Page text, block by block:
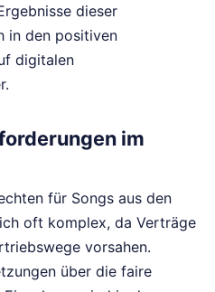
dieser
in den positiven
digitalen
im
für Songs aus den
oft komplex, da Verträge
vorsahen.
über die faire